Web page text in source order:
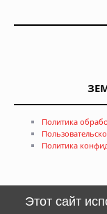
Политика
Политика
Этот сайт